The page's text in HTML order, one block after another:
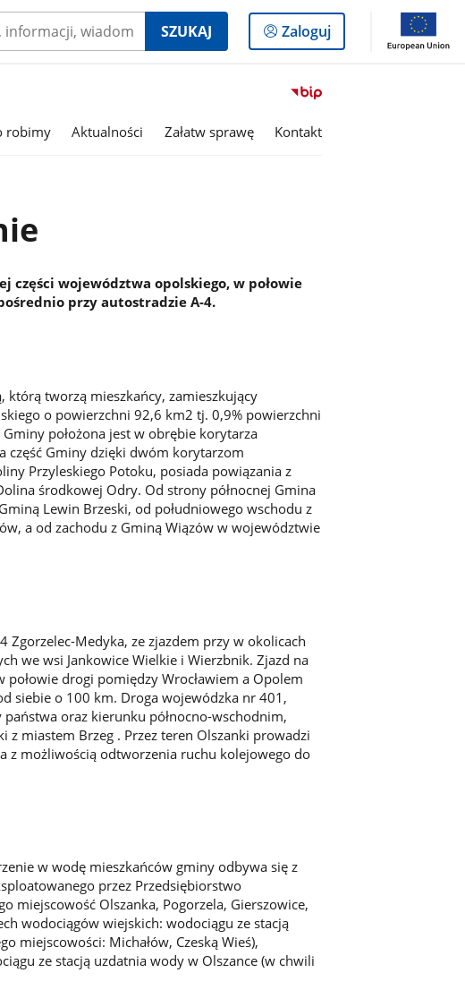
SZUKAJ
Logowanie
do
Zaloguj
Przejdź
serwisu
robimy Aktualności Załatw sprawę Kontakt
części województwa opolskiego, w połowie
przy autostradzie A-4.
którą tworzą mieszkańcy, zamieszkujący
o powierzchni 92,6 km2 tj. 0,9% powierzchni
położona jest w obrębie korytarza
część Gminy dzięki dwóm korytarzom
Przyleskiego Potoku, posiada powiązania z
środkowej Odry. Od strony północnej Gmina
Lewin Brzeski, od południowego wschodu z
a od zachodu z Gminą Wiązów w województwie
Zgorzelec-Medyka, ze zjazdem przy w okolicach
we wsi Jankowice Wielkie i Wierzbnik. Zjazd na
drogi pomiędzy Wrocławiem a Opolem
siebie o 100 km. Droga wojewódzka nr 401,
oraz kierunku północno-wschodnim,
z miastem Brzeg . Przez teren Olszanki prowadzi
z możliwością odtworzenia ruchu kolejowego do
w wodę mieszkańców gminy odbywa się z
przez Przedsiębiorstwo
miejscowość Olszanka, Pogorzela, Gierszowice,
wodociągów wiejskich: wodociągu ze stacją
miejscowości: Michałów, Czeską Wieś),
ze stacją uzdatnia wody w Olszance (w chwili